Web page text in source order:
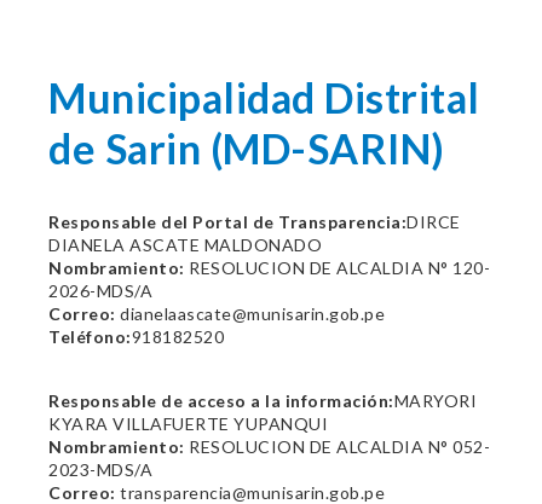
Municipalidad Distrital
de Sarin (MD-SARIN)
Responsable del Portal de Transparencia:DIRCE
DIANELA ASCATE MALDONADO
Nombramiento: RESOLUCION DE ALCALDIA N° 120-
2026-MDS/A
Correo: dianelaascate@munisarin.gob.pe
Teléfono:918182520
Responsable de acceso a la información:MARYORI
KYARA VILLAFUERTE YUPANQUI
Nombramiento: RESOLUCION DE ALCALDIA N° 052-
2023-MDS/A
Correo: transparencia@munisarin.gob.pe